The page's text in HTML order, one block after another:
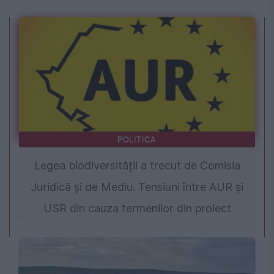
POLITICA
Legea biodiversității a trecut de Comisia
Juridică și de Mediu. Tensiuni între AUR și
USR din cauza termenilor din proiect